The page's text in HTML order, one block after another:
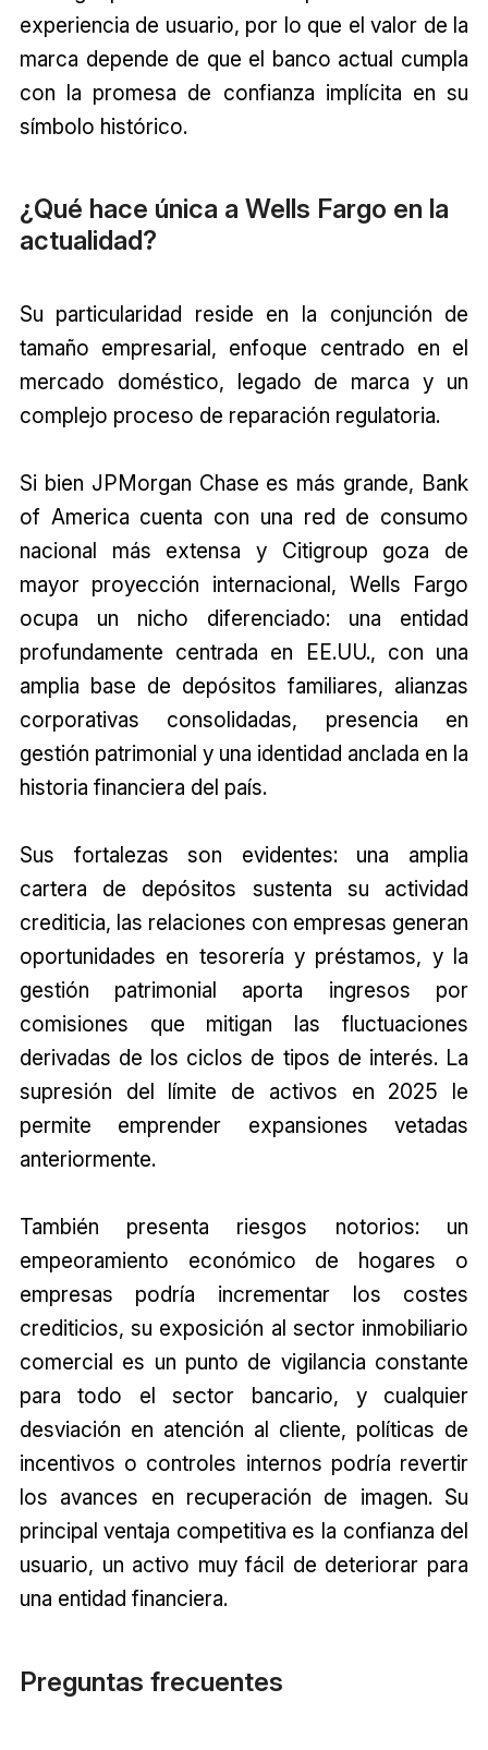
experiencia de usuario, por lo que el valor de la
marca depende de que el banco actual cumpla
con la promesa de confianza implícita en su
símbolo histórico.
¿Qué hace única a Wells Fargo en la
actualidad?
Su particularidad reside en la conjunción de
tamaño empresarial, enfoque centrado en el
mercado doméstico, legado de marca y un
complejo proceso de reparación regulatoria.
Si bien JPMorgan Chase es más grande, Bank
of America cuenta con una red de consumo
nacional más extensa y Citigroup goza de
mayor proyección internacional, Wells Fargo
ocupa un nicho diferenciado: una entidad
profundamente centrada en EE.UU., con una
amplia base de depósitos familiares, alianzas
corporativas consolidadas, presencia en
gestión patrimonial y una identidad anclada en la
historia financiera del país.
Sus fortalezas son evidentes: una amplia
cartera de depósitos sustenta su actividad
crediticia, las relaciones con empresas generan
oportunidades en tesorería y préstamos, y la
gestión patrimonial aporta ingresos por
comisiones que mitigan las fluctuaciones
derivadas de los ciclos de tipos de interés. La
supresión del límite de activos en 2025 le
permite emprender expansiones vetadas
anteriormente.
También presenta riesgos notorios: un
empeoramiento económico de hogares o
empresas podría incrementar los costes
crediticios, su exposición al sector inmobiliario
comercial es un punto de vigilancia constante
para todo el sector bancario, y cualquier
desviación en atención al cliente, políticas de
incentivos o controles internos podría revertir
los avances en recuperación de imagen. Su
principal ventaja competitiva es la confianza del
usuario, un activo muy fácil de deteriorar para
una entidad financiera.
Preguntas frecuentes